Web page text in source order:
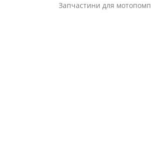
Запчастини для мотопомп